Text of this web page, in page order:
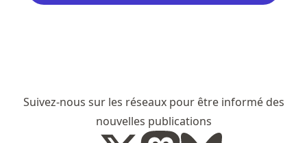
Suivez-nous sur les réseaux pour être informé des
nouvelles publications